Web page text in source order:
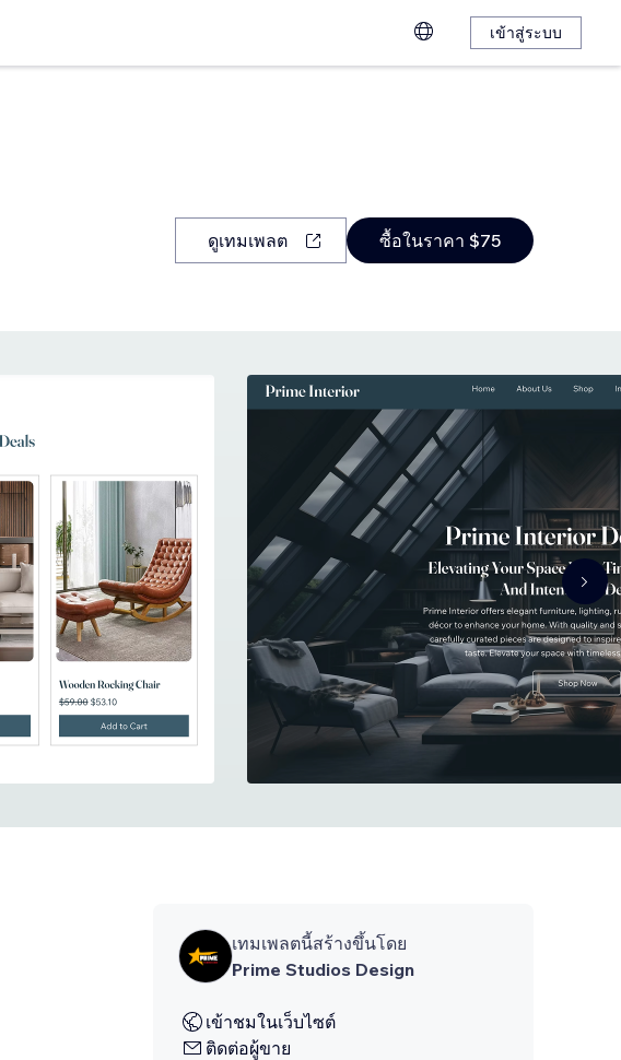
เข้าสู่ระบบ
ดูเทมเพลต ซื้อในราคา $75
เทมเพลตนี้สร้างขึ้นโดย
Prime Studios Design
เข้าชมในเว็บไซต์
ติดต่อผู้ขาย